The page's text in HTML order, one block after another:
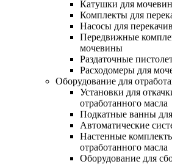
Катушки для
Комплекты для
Насосы для
Передвижные
мочевины
Раздаточные
Расходомеры для
Оборудование для
Установки для
отработанного масла
Подкатные ванны
Автоматические
Настенные
отработанного масла
Оборудование для